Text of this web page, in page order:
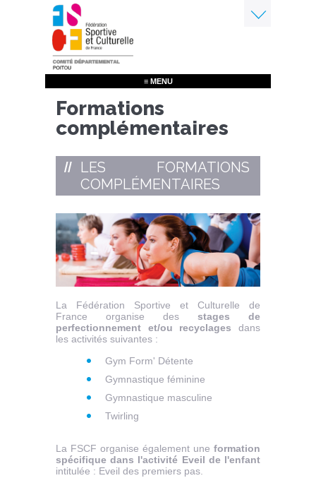
Aller
au
contenu
principal
≡ MENU
Formations
complémentaires
LES FORMATIONS
COMPLÉMENTAIRES
La Fédération Sportive et Culturelle de
France organise des stages de
perfectionnement et/ou recyclages dans
les activités suivantes :
Gym Form' Détente
Gymnastique féminine
Gymnastique masculine
Twirling
La FSCF organise également une formation
spécifique dans l'activité Eveil de l'enfant
intitulée : Eveil des premiers pas.